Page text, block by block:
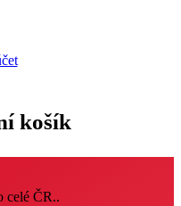
košík
celé ČR..